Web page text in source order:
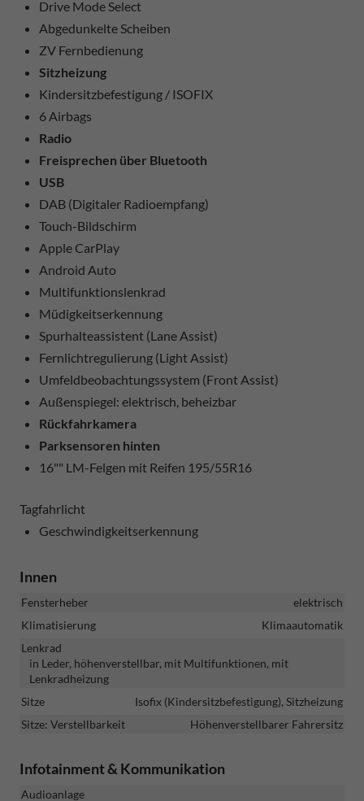
Drive Mode Select
Abgedunkelte Scheiben
ZV Fernbedienung
Sitzheizung
Kindersitzbefestigung / ISOFIX
6 Airbags
Radio
Freisprechen über Bluetooth
USB
DAB (Digitaler Radioempfang)
Touch-Bildschirm
Apple CarPlay
Android Auto
Multifunktionslenkrad
Müdigkeitserkennung
Spurhalteassistent (Lane Assist)
Fernlichtregulierung (Light Assist)
Umfeldbeobachtungssystem (Front Assist)
Außenspiegel: elektrisch, beheizbar
Rückfahrkamera
Parksensoren hinten
16"" LM-Felgen mit Reifen 195/55R16
Tagfahrlicht
Geschwindigkeitserkennung
Innen
Fensterheber
elektrisch
Klimatisierung
Klimaautomatik
Lenkrad
in Leder, höhenverstellbar, mit Multifunktionen, mit
Lenkradheizung
Sitze
Isofix (Kindersitzbefestigung), Sitzheizung
Sitze: Verstellbarkeit
Höhenverstellbarer Fahrersitz
Infotainment & Kommunikation
Audioanlage